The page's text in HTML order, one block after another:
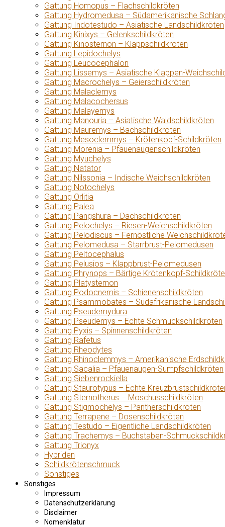
Gattung Homopus – Flachschildkröten
Gattung Hydromedusa – Südamerikanische
Gattung Indotestudo – Asiatische Landschildkröten
Gattung Kinixys – Gelenkschildkröten
Gattung Kinosternon – Klappschildkröten
Gattung Lepidochelys
Gattung Leucocephalon
Gattung Lissemys – Asiatische Klappen-
Gattung Macrochelys – Geierschildkröten
Gattung Malaclemys
Gattung Malacochersus
Gattung Malayemys
Gattung Manouria – Asiatische Waldschildkröten
Gattung Mauremys – Bachschildkröten
Gattung Mesoclemmys – Krötenkopf-Schildkröten
Gattung Morenia – Pfauenaugenschildkröten
Gattung Myuchelys
Gattung Natator
Gattung Nilssonia – Indische Weichschildkröten
Gattung Notochelys
Gattung Orlitia
Gattung Palea
Gattung Pangshura – Dachschildkröten
Gattung Pelochelys – Riesen-Weichschildkröten
Gattung Pelodiscus – Fernöstliche
Gattung Pelomedusa – Starrbrust-Pelomedusen
Gattung Peltocephalus
Gattung Pelusios – Klappbrust-Pelomedusen
Gattung Phrynops – Bärtige Krötenkopf-
Gattung Platysternon
Gattung Podocnemis – Schienenschildkröten
Gattung Psammobates – Südafrikanische
Gattung Pseudemydura
Gattung Pseudemys – Echte Schmuckschildkröten
Gattung Pyxis – Spinnenschildkröten
Gattung Rafetus
Gattung Rheodytes
Gattung Rhinoclemmys – Amerikanische
Gattung Sacalia – Pfauenaugen-Sumpfschildkröten
Gattung Siebenrockiella
Gattung Staurotypus – Echte
Gattung Sternotherus – Moschusschildkröten
Gattung Stigmochelys – Pantherschildkröten
Gattung Terrapene – Dosenschildkröten
Gattung Testudo – Eigentliche Landschildkröten
Gattung Trachemys – Buchstaben-
Gattung Trionyx
Hybriden
Schildkrötenschmuck
Sonstiges
Sonstiges
Impressum
Datenschutzerklärung
Disclaimer
Nomenklatur